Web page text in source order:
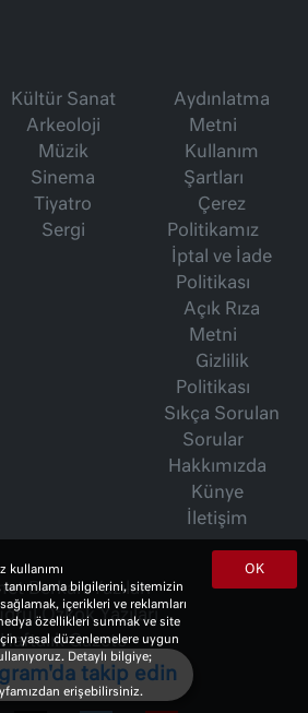
Kültür Sanat
Arkeoloji
Müzik
Sinema
Tiyatro
Sergi
Aydınlatma
Metni
Kullanım
Şartları
Çerez
Politikamız
İptal ve İade
Politikası
Açık Rıza
Metni
Gizlilik
Politikası
Sıkça Sorulan
Sorular
Hakkımızda
Künye
İletişim
Berkan Yazıları
Özkök Yazıları
Haftalık Gazete
OK
kullanımı
bilgilerini, sitemizin
içerikleri ve reklamları
özellikleri sunmak ve site
yasal düzenlemelere uygun
Detaylı bilgiye;
erişebilirsiniz.
takip edin